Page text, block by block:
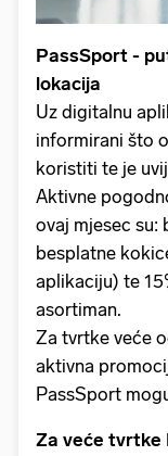
PassSport -
lokacija
Uz digitalnu
informirani što
koristiti te je
Aktivne
ovaj mjesec su:
besplatne
aplikaciju) te
asortiman.
Za tvrtke veće
aktivna
PassSport
Za veće tvrtke